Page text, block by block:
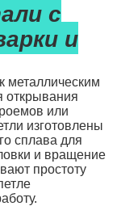
с
и
металлическим
открывания
или
изготовлены
сплава для
и вращение
простоту